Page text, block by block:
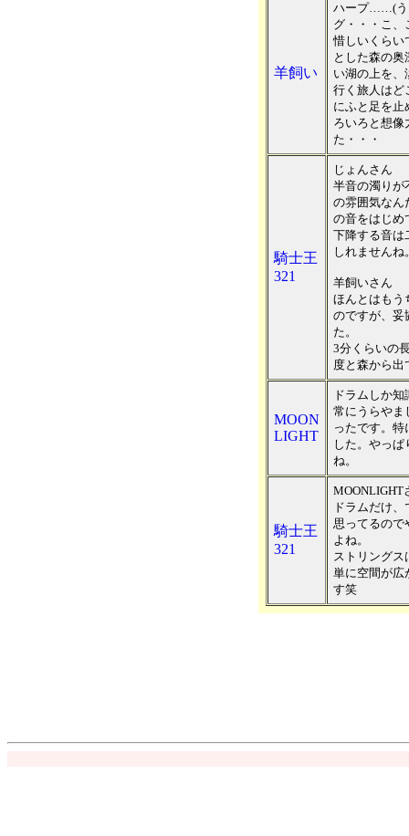
羊飼い
ハープ……(う
グ・・・こ、
惜しいくらい
とした森の
い湖の上を、
行く旅人はど
にふと足を止
ろいろと想像
た・・・
騎士王
321
じょんさん
半音の濁りが
の雰囲気なん
の音をはじめ
下降する音は
しれませんね
羊飼いさん
ほんとはもう
のですが、妥
た。
3分くらいの
度と森から出
MOON
LIGHT
ドラムしか
常にうらやま
ったです。
した。やっ
ね。
騎士王
321
MOONLIGHT
ドラムだけ
思ってるので
よね。
ストリングス
単に空間が広
す笑